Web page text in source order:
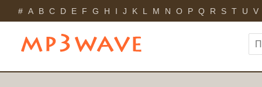
# A B C D E F G H I J K L M N O P Q R S T U V